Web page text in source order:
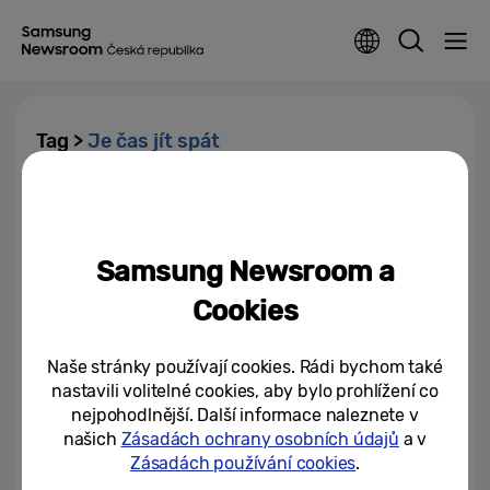
Tag >Je čas jít spát
14/08/2025
Samsung Newsroom a
Cookies
Naše stránky používají cookies. Rádi bychom také
nastavili volitelné cookies, aby bylo prohlížení co
nejpohodlnější. Další informace naleznete v
našich Zásadách ochrany osobních údajů a v
Zásadách používání cookies.